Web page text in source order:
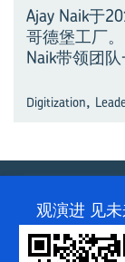
Ajay Naik于
哥德堡工厂
Naik带领团
Digitization,
观演进 见